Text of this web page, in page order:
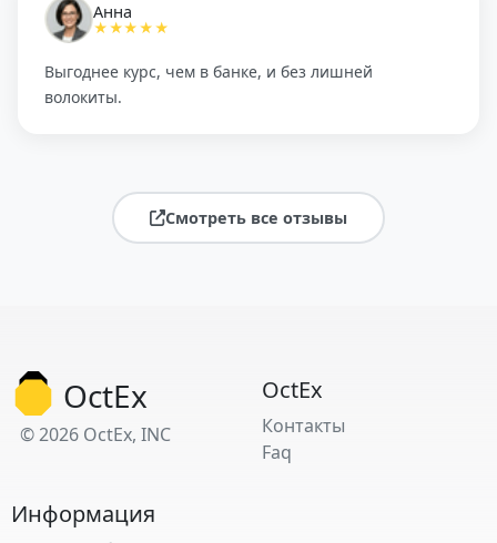
Анна
★★★★★
Выгоднее курс, чем в банке, и без лишней
волокиты.
Смотреть все отзывы
OctEx
© 2026 OctEx, INC
OctEx
Контакты
Faq
Информация